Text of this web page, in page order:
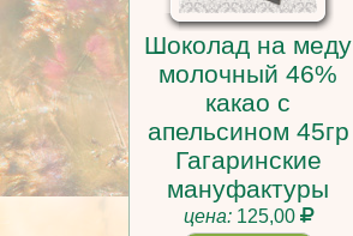
Шоколад на меду
молочный 46%
какао с
апельсином 45гр
Гагаринские
мануфактуры
цена:125,00